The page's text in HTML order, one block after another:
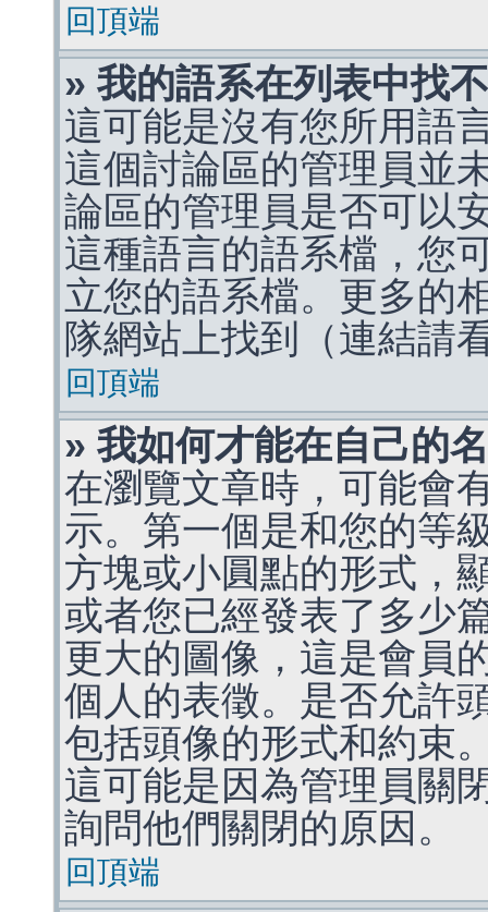
回頂端
» 我的語系在列表中找
這可能是沒有您所用語
這個討論區的管理員並
論區的管理員是否可以
這種語言的語系檔，您
立您的語系檔。更多的
隊網站上找到（連結請
回頂端
» 我如何才能在自己的
在瀏覽文章時，可能會
示。第一個是和您的等
方塊或小圓點的形式，
或者您已經發表了多少
更大的圖像，這是會員
個人的表徵。是否允許
包括頭像的形式和約束
這可能是因為管理員關
詢問他們關閉的原因。
回頂端